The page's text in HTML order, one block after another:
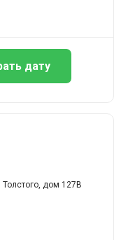
дату
дом 127В